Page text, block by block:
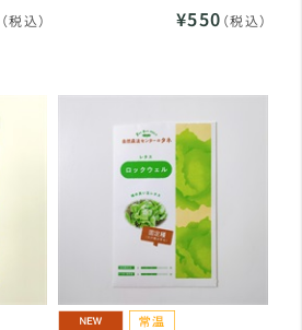
（税込） ¥550 （税込）